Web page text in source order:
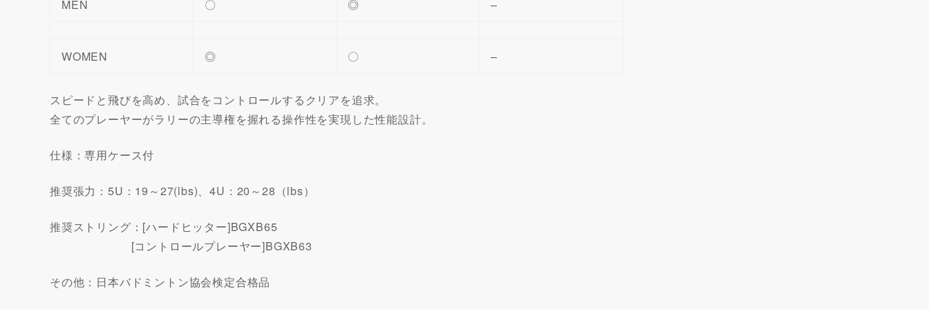
MEN 〇 ◎ –
WOMEN ◎ 〇 –
スピードと飛びを高め、試合をコントロールするクリアを追求。
全てのプレーヤーがラリーの主導権を握れる操作性を実現した性能設計。
仕様：専用ケース付
推奨張力：5U：19～27(lbs)、4U：20～28（lbs）
推奨ストリング：[ハードヒッター]BGXB65
[コントロールプレーヤー]BGXB63
その他：日本バドミントン協会検定合格品